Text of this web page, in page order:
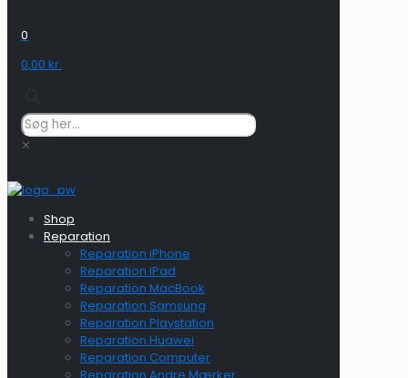
0
0,00 kr.
✕
Shop
Reparation
Reparation iPhone
Reparation iPad
Reparation MacBook
Reparation Samsung
Reparation Playstation
Reparation Huawei
Reparation Computer
Reparation Andre Mærker